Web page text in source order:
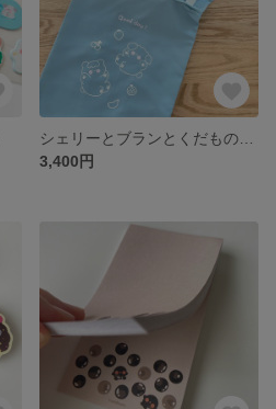
3,400円